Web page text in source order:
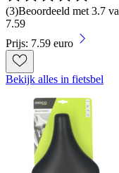
(3)Beoordeeld met 3.7
7.59
Prijs: 7.59 euro
Bekijk alles in fietsbel